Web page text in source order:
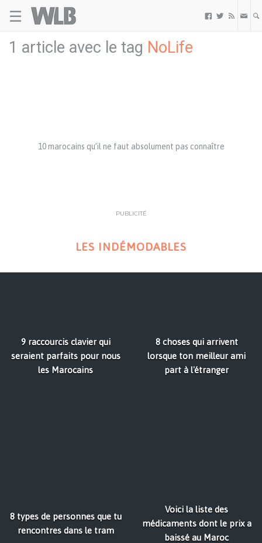
☰   
1 article avec le tag NoLife
10 marocains qu’il ne faut absolument pas connaître
PUBLICITÉ
LES INDÉMODABLES
9 raccourcis clavier qui
seraient parfaits pour nous
les Marocains
8 choses qui arrivent
lorsque ton meilleur ami
part à l'étranger
8 types de personnes que tu
rencontres dans le tram
Voici la liste des
médicaments dont le prix a
baissé au Maroc